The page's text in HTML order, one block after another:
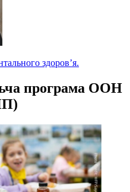
здоров’я.
програма ООН